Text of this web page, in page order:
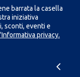
barrata la casella
iniziativa
sconti, eventi e
privacy.